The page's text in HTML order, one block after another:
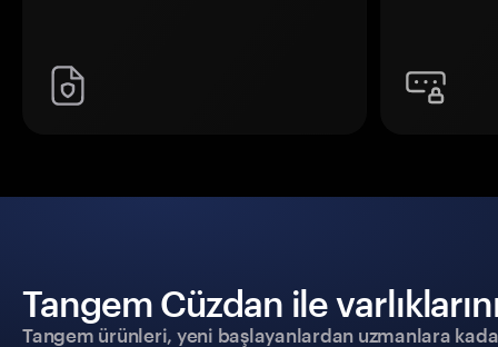
Tangem Cüzdan ile
Tangem ürünleri, yeni başlayanlardan uzmanlara